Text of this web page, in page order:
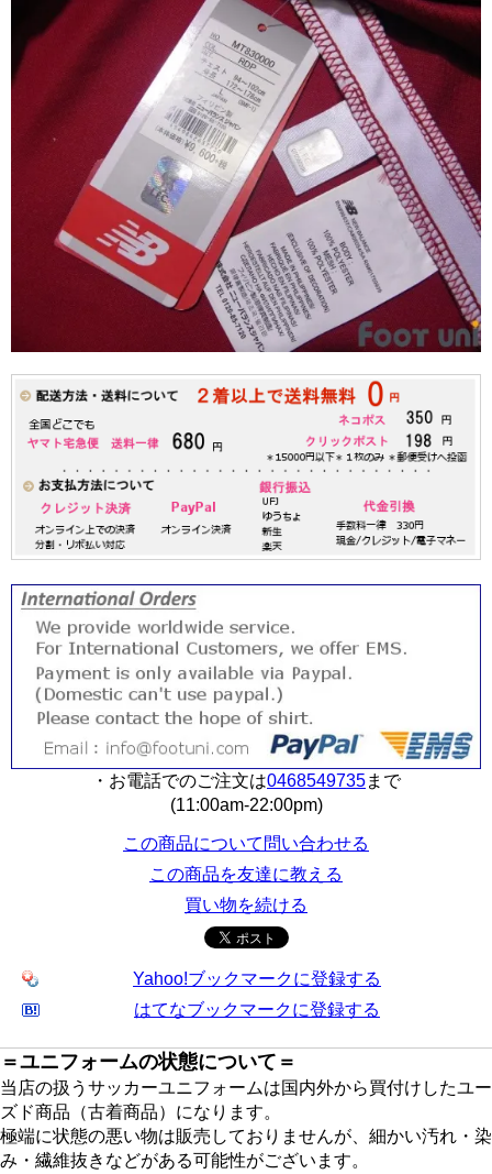
・お電話でのご注文は0468549735まで
(11:00am-22:00pm)
この商品について問い合わせる
この商品を友達に教える
買い物を続ける
Yahoo!ブックマークに登録する
はてなブックマークに登録する
＝ユニフォームの状態について＝
当店の扱うサッカーユニフォームは国内外から買付けしたユー
ズド商品（古着商品）になります。
極端に状態の悪い物は販売しておりませんが、細かい汚れ・染
み・繊維抜きなどがある可能性がございます。